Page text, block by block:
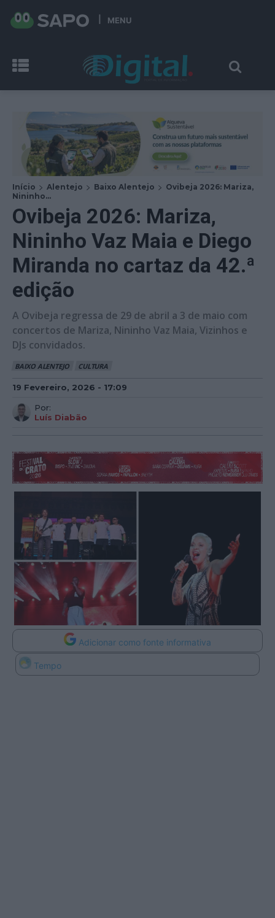
MENU
Início Alentejo Baixo Alentejo
Ovibeja 2026: Mariza,
Nininho...
Ovibeja 2026: Mariza,
Nininho Vaz Maia e Diego
Miranda no cartaz da 42.ª
edição
A Ovibeja regressa de 29 de abril a 3 de maio com
concertos de Mariza, Nininho Vaz Maia, Vizinhos e
DJs convidados.
BAIXO ALENTEJO CULTURA
19 Fevereiro, 2026 - 17:09
Por:
Luís Diabão
Adicionar como fonte informativa
Tempo